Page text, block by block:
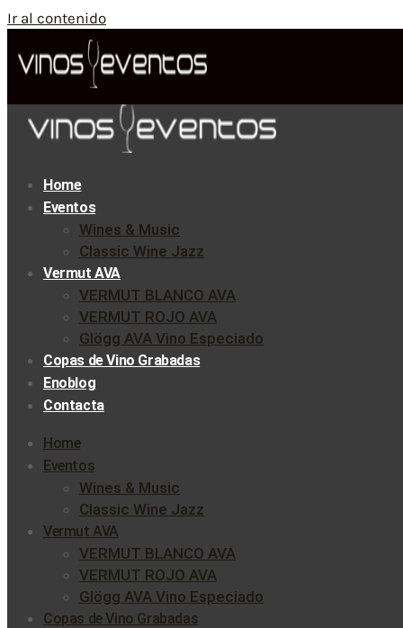
Ir al contenido
Home
Eventos
Wines & Music
Classic Wine Jazz
Vermut AVA
VERMUT BLANCO AVA
VERMUT ROJO AVA
Glögg AVA Vino Especiado
Copas de Vino Grabadas
Enoblog
Contacta
Home
Eventos
Wines & Music
Classic Wine Jazz
Vermut AVA
VERMUT BLANCO AVA
VERMUT ROJO AVA
Glögg AVA Vino Especiado
Copas de Vino Grabadas